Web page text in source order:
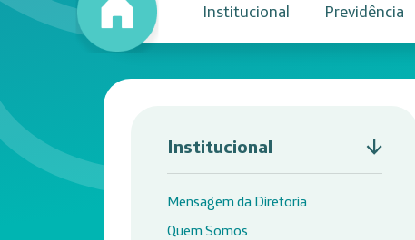
Institucional Previdência
Institucional
Mensagem da Diretoria
Quem Somos